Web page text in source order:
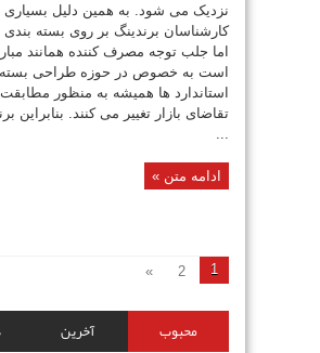
نزدیک می شود. به همین دلیل بسیاری
کارشناسان برندینگ بر روی بسته بندی
اما جلب توجه مصرف کننده همانند
است به خصوص در حوزه طراحی بسته
استاندارد ها همیشه به منظور مطابقت
تقاضای بازار تغییر می کنند. بنابراین
ادامه متن »
1
2
»
محبوب آخرین